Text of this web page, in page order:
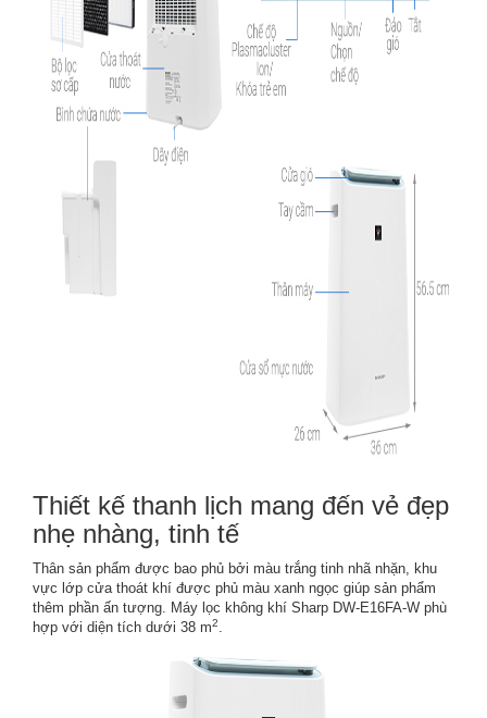
Thiết kế thanh lịch mang đến vẻ đẹp
nhẹ nhàng, tinh tế
Thân sản phẩm được bao phủ bởi màu trắng tinh nhã nhặn, khu
vực lớp cửa thoát khí được phủ màu xanh ngọc giúp sản phẩm
thêm phần ấn tượng. Máy lọc không khí Sharp DW-E16FA-W phù
hợp với diện tích dưới 38 m2.